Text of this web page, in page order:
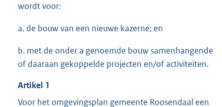
wordt voor:
a. de bouw van een nieuwe kazerne; en
b. met de onder a genoemde bouw samenhangende
of daaraan gekoppelde projecten en/of activiteiten.
Artikel 1
Voor het omgevingsplan gemeente Roosendaal een